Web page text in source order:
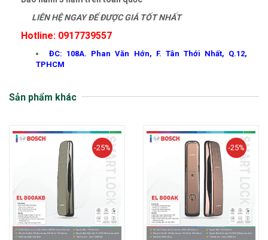
LIÊN HỆ NGAY ĐỂ ĐƯỢC GIÁ TỐT NHẤT
Hotline: 0917739557
ĐC: 108A. Phan Văn Hớn, F. Tân Thới Nhất, Q.12,
TPHCM
Sản phẩm khác
-25% -25%